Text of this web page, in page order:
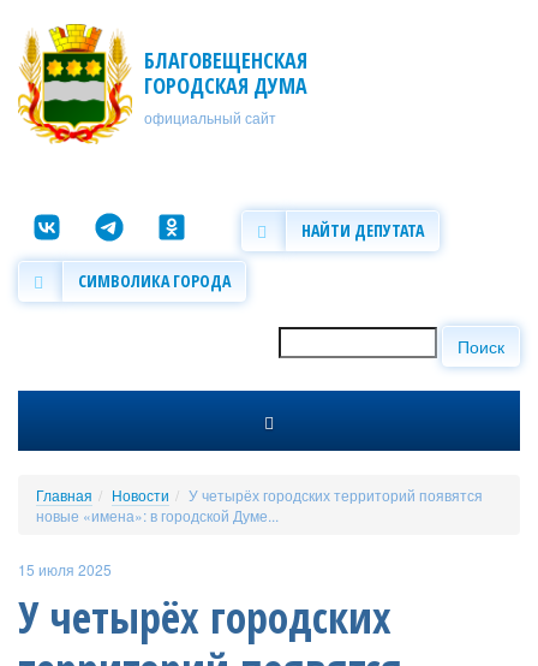
БЛАГОВЕЩЕНСКАЯ
ГОРОДСКАЯ ДУМА
официальный сайт
НАЙТИ ДЕПУТАТА
СИМВОЛИКА ГОРОДА
Форма поиска
Поиск
Главная Новости
У четырёх городских территорий появятся
новые «имена»: в городской Думе...
15 июля 2025
У четырёх городских